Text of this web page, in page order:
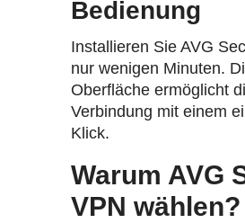
Bedienung
Installieren Sie AVG
nur wenigen Minuten.
Oberfläche ermöglicht
Verbindung mit einem
Klick.
Warum AVG
VPN wählen?